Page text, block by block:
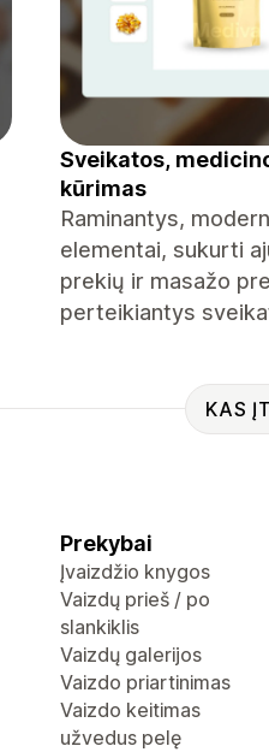
Sveikatos,
kūrimas
Raminantys,
elementai, sukurti
prekių ir masažo
perteikiantys
KAS
Prekybai
Įvaizdžio knygos
Vaizdų prieš / po
slankiklis
Vaizdų galerijos
Vaizdo priartinimas
Vaizdo keitimas
užvedus pelę